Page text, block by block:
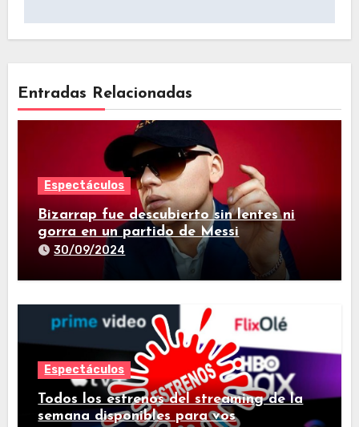
Entradas Relacionadas
Espectáculos
Bizarrap fue descubierto sin lentes ni
gorra en un partido de Messi
30/09/2024
Espectáculos
Todos los estrenos del streaming de la
semana disponibles para vos